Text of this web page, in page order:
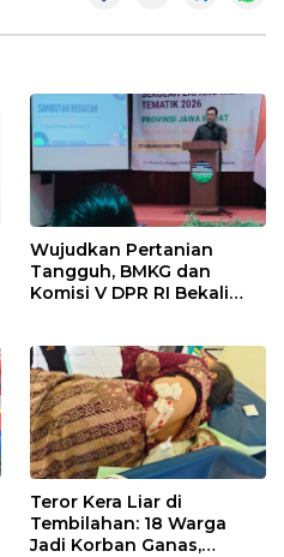
Wujudkan Pertanian
Tangguh, BMKG dan
Komisi V DPR RI Bekali
Teror Kera Liar di
Tembilahan: 18 Warga
Jadi Korban Ganas,